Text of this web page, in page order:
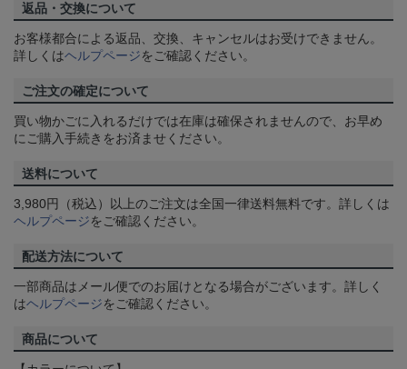
返品・交換について
お客様都合による返品、交換、キャンセルはお受けできません。
詳しくはヘルプページをご確認ください。
ご注文の確定について
買い物かごに入れるだけでは在庫は確保されませんので、お早め
にご購入手続きをお済ませください。
送料について
3,980円（税込）以上のご注文は全国一律送料無料です。詳しくは
ヘルプページをご確認ください。
配送方法について
一部商品はメール便でのお届けとなる場合がございます。詳しく
はヘルプページをご確認ください。
商品について